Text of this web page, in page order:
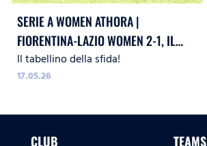
SERIE A WOMEN ATHORA |
FIORENTINA-LAZIO WOMEN 2-1, IL
TABELLINO
Il tabellino della sfida!
17.05.26
CLUB TEAMS